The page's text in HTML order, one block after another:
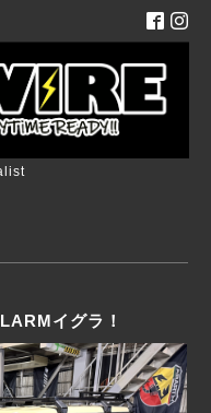
イグラ！